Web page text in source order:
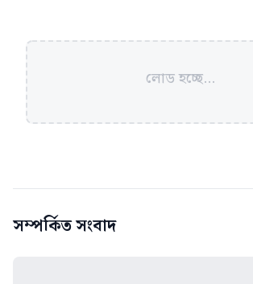
লোড হচ্ছে...
সম্পর্কিত সংবাদ